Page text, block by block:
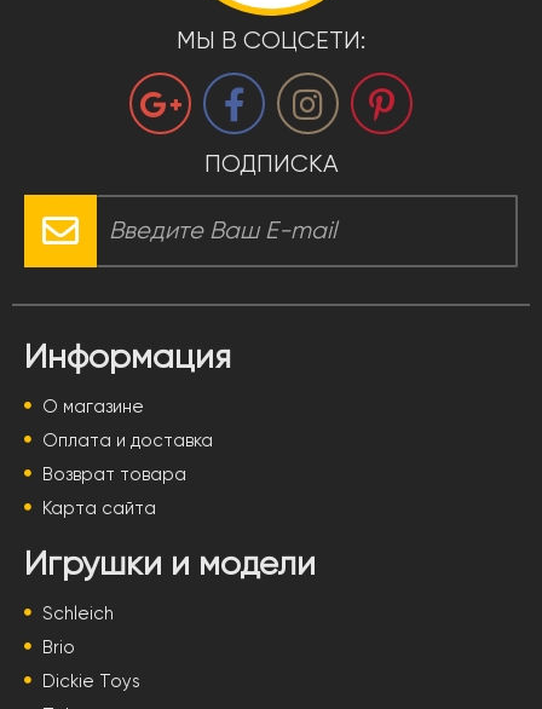
МЫ В СОЦСЕТИ:
ПОДПИСКА
Информация
О магазине
Оплата и доставка
Возврат товара
Карта сайта
Игрушки и модели
Schleich
Brio
Dickie Toys